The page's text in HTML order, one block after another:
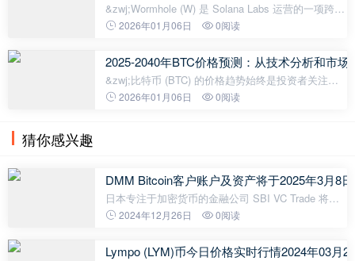
&zwj;Wormhole (W) 是 Solana Labs 运营的一项跨链
服务，目前已在三家交易所同时上线。跨链是指将不
说，它将 Solana 区块链的
2026年01月06日 0阅读
2025-2040年BTC价格预测：从技术分析和市
&zwj;比特币 (BTC) 的价格趋势始终是投资者关注的
焦点。本文将分析最新的市场趋势，例如 MACD 指
2026年01月06日 0阅读
猜你感兴趣
DMM Bitcoin客户账户及资产将于2025年3月8
日本专注于加密货币的金融公司 SBI VC Trade 将接
收遭到黑客攻击的加密货币交易所 DMM Bitcoin 的资
绪。 SBI 在公告中表示，已
2024年12月26日 0阅读
Lympo (LYM)币今日价格实时行情2024年03月